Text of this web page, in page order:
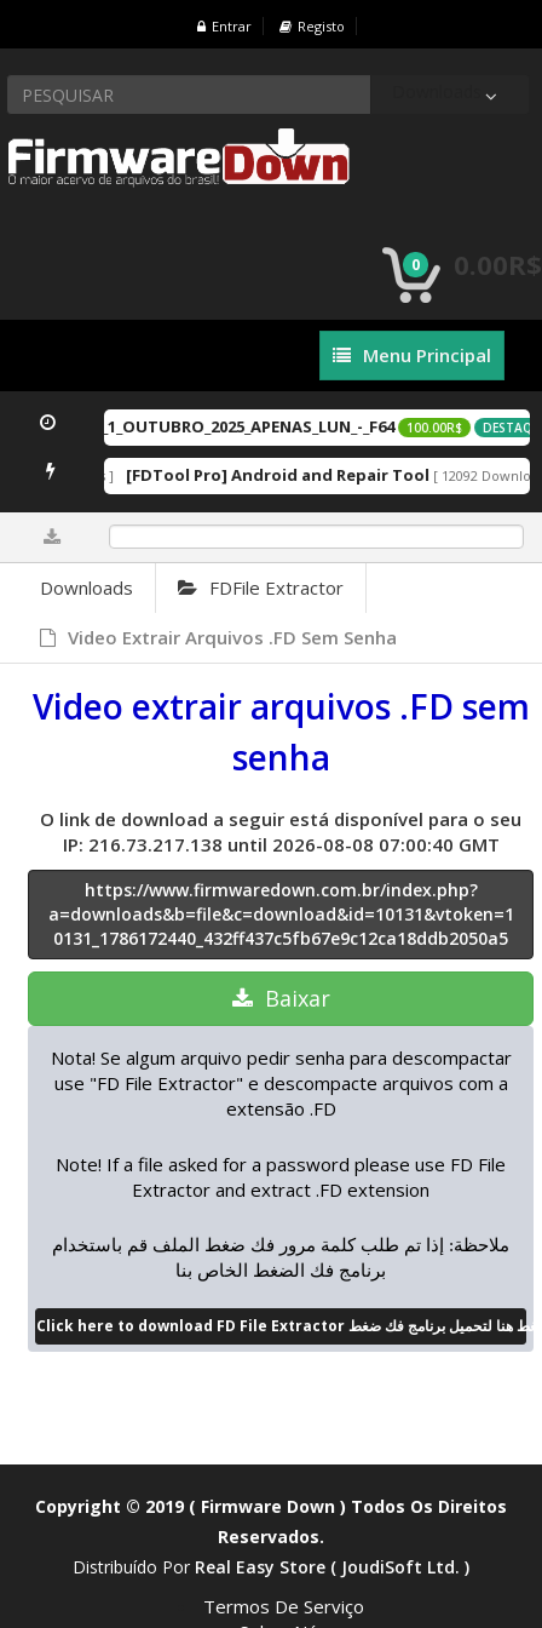
Entrar Registo
0 0.00R$
Menu
Principal
Menu Principal
LX3_1_OUTUBRO_2025_APENAS_LUN_-_F64 100.00R$ DESTAQUE
Downloads ] [FDTool Pro] Android and Repair Tool [ 12092
Downloads FDFile Extractor
Video Extrair Arquivos .FD Sem Senha
Video extrair arquivos .FD sem
senha
O link de download a seguir está disponível para o seu
IP: 216.73.217.138 until 2026-08-08 07:00:40 GMT
https://www.firmwaredown.com.br/index.php?
a=downloads&b=file&c=download&id=10131&vtoken=1
0131_1786172440_432ff437c5fb67e9c12ca18ddb2050a5
Baixar
Nota! Se algum arquivo pedir senha para descompactar
use "FD File Extractor" e descompacte arquivos com a
extensão .FD
Note! If a file asked for a password please use FD File
Extractor and extract .FD extension
ملاحظة: إذا تم طلب كلمة مرور فك ضغط الملف قم باستخدام
برنامج فك الضغط الخاص بنا
Click here to download FD File Extractor
Copyright © 2019 ( Firmware Down ) Todos Os Direitos
Reservados.
Distribuído Por Real Easy Store ( JoudiSoft Ltd. )
Termos De Serviço